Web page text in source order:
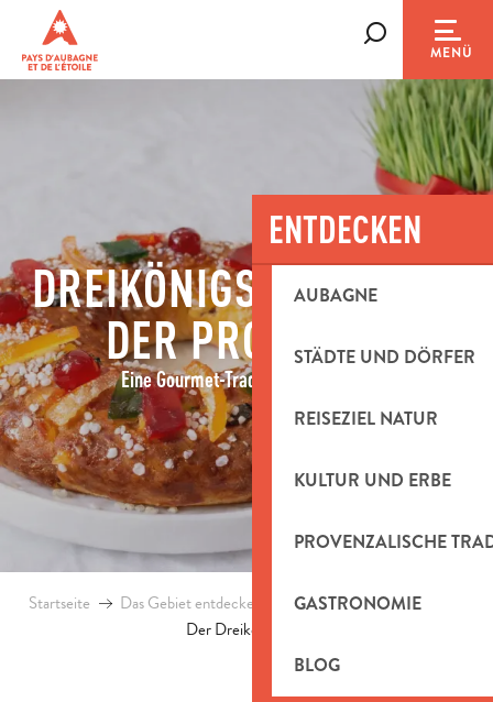
contenu
MENÜ
ENTDECKEN
AUBAGNE
STÄDTE UND DÖRFER
REISEZIEL NATUR
KULTUR UND ERBE
PROVENZALISCHE
GASTRONOMIE
BLOG
DREIKÖNIGSKUCHEN IN
DER PROVENCE
Eine Gourmet-Tradition zum Teilen
Startseite Das Gebiet entdecken
Provenzalische Traditionen
Der Dreikönigskuchen